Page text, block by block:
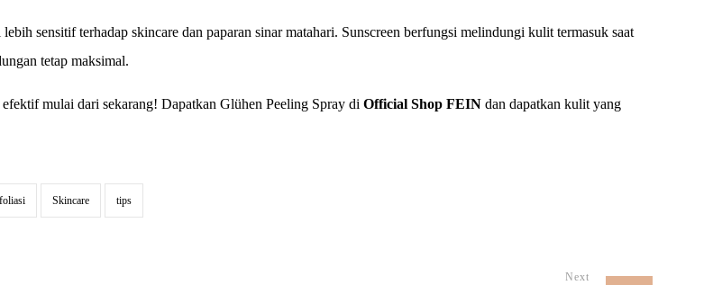
sensitif terhadap skincare dan paparan sinar matahari. Sunscreen berfungsi melindungi kulit termasuk saat
tetap maksimal.
mulai dari sekarang! Dapatkan Glühen Peeling Spray diOfficial Shop FEIN dan dapatkan kulit yang
Skincare tips
Next